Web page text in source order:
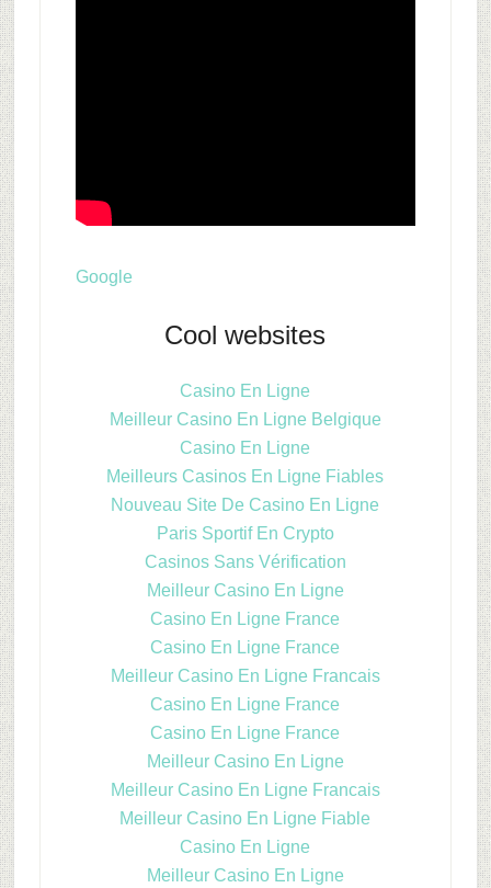
Google
Cool websites
Casino En Ligne
Meilleur Casino En Ligne Belgique
Casino En Ligne
Meilleurs Casinos En Ligne Fiables
Nouveau Site De Casino En Ligne
Paris Sportif En Crypto
Casinos Sans Vérification
Meilleur Casino En Ligne
Casino En Ligne France
Casino En Ligne France
Meilleur Casino En Ligne Francais
Casino En Ligne France
Casino En Ligne France
Meilleur Casino En Ligne
Meilleur Casino En Ligne Francais
Meilleur Casino En Ligne Fiable
Casino En Ligne
Meilleur Casino En Ligne